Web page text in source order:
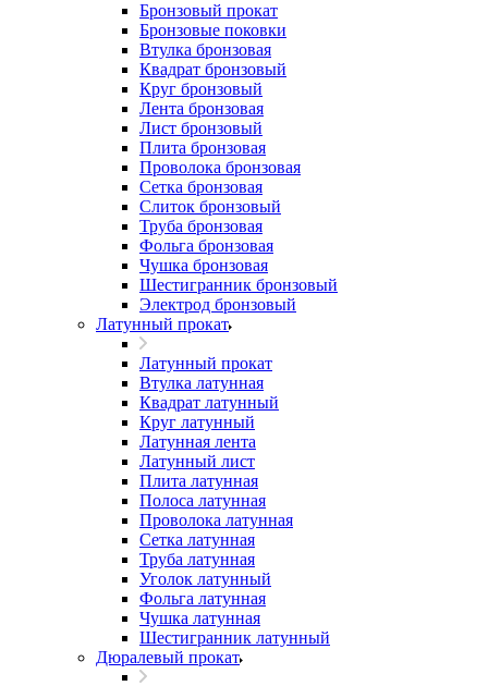
Бронзовый прокат
Бронзовые поковки
Втулка бронзовая
Квадрат бронзовый
Круг бронзовый
Лента бронзовая
Лист бронзовый
Плита бронзовая
Проволока бронзовая
Сетка бронзовая
Слиток бронзовый
Труба бронзовая
Фольга бронзовая
Чушка бронзовая
Шестигранник бронзовый
Электрод бронзовый
Латунный прокат
Латунный прокат
Втулка латунная
Квадрат латунный
Круг латунный
Латунная лента
Латунный лист
Плита латунная
Полоса латунная
Проволока латунная
Сетка латунная
Труба латунная
Уголок латунный
Фольга латунная
Чушка латунная
Шестигранник латунный
Дюралевый прокат